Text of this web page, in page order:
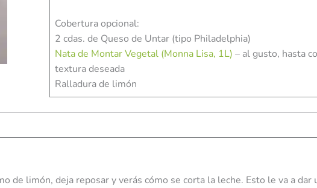
Cobertura opcional:
2 cdas. de Queso de Untar (tipo Philadelphia)
Nata de Montar Vegetal (Monna Lisa, 1L) – al gusto, hasta
textura deseada
Ralladura de limón
de limón, deja reposar y verás cómo se corta la leche. Esto le va a dar